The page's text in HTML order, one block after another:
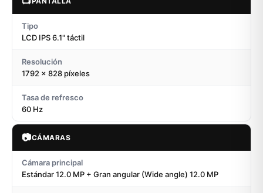
Tipo
LCD IPS 6.1" táctil
Resolución
1792 x 828 píxeles
Tasa de refresco
60 Hz
📷CÁMARAS
Cámara principal
Estándar 12.0 MP + Gran angular (Wide angle) 12.0 MP